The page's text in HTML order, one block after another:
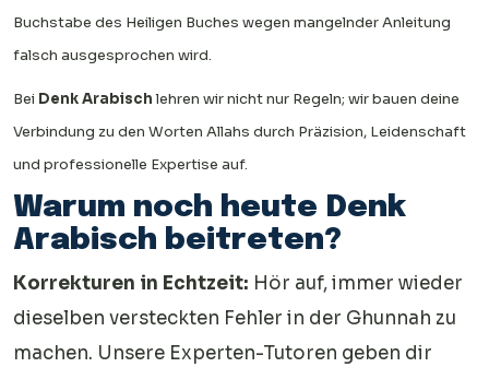
Buchstabe des Heiligen Buches wegen mangelnder Anleitung
falsch ausgesprochen wird.
Bei Denk Arabischlehren wir nicht nur Regeln; wir bauen deine
Verbindung zu den Worten Allahs durch Präzision, Leidenschaft
und professionelle Expertise auf.
Warum noch heute Denk
Arabisch beitreten?
Korrekturen in Echtzeit: Hör auf, immer wieder
dieselben versteckten Fehler in der Ghunnah zu
machen. Unsere Experten-Tutoren geben dir